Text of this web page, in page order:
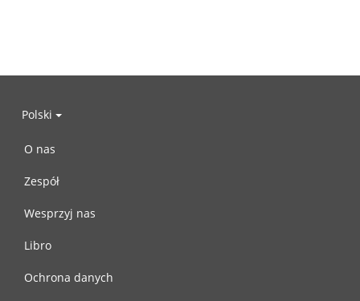
Polski
O nas
Zespół
Wesprzyj nas
Libro
Ochrona danych